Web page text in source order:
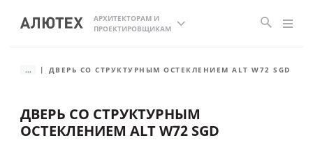
АРХИТЕКТОРАМ И
ПРОЕКТИРОВЩИКАМ
... ДВЕРЬ СО СТРУКТУРНЫМ ОСТЕКЛЕНИЕМ ALT W72 SGD
ДВЕРЬ СО СТРУКТУРНЫМ
ОСТЕКЛЕНИЕМ ALT W72 SGD